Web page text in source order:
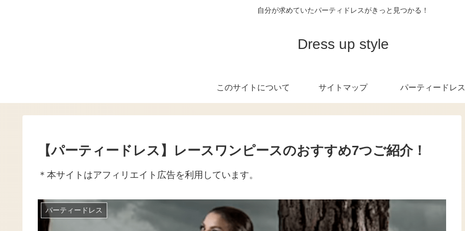
自分が求めていたパーティドレスがきっと見つかる！
Dress up style
このサイトについて サイトマップ パーティードレス
【パーティードレス】レースワンピースのおすすめ7つご紹介！
＊本サイトはアフィリエイト広告を利用しています。
パーティードレス